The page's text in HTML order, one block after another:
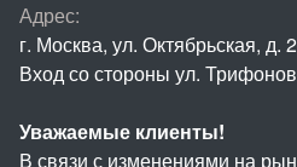
Адрес:
г. Москва, ул. Октябрьская, д.
Вход со стороны ул.
Уважаемые клиенты!
В связи с изменениями на